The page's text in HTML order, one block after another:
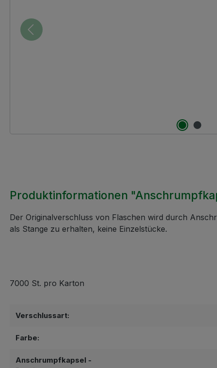
Produktinformationen
Der Originalverschluss von Flaschen wird durch
als Stange zu erhalten, keine Einzelstücke.
7000 St. pro Karton
Verschlussart:
Farbe:
Anschrumpfkapsel -